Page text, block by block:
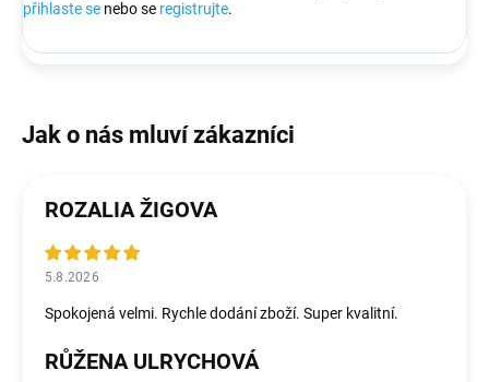
přihlaste se nebo se registrujte.
ROZALIA ŽIGOVA
5.8.2026
Spokojená velmi. Rychle dodání zboží. Super kvalitní.
RŮŽENA ULRYCHOVÁ